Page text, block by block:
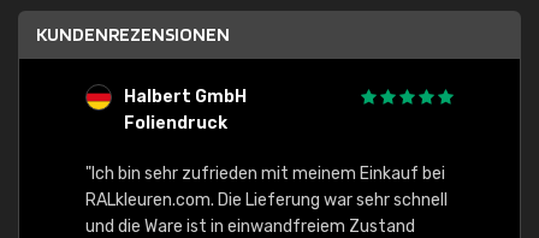
KUNDENREZENSIONEN
Halbert GmbH
Foliendruck
"Ich bin sehr zufrieden mit meinem Einkauf bei
RALkleuren.com. Die Lieferung war sehr schnell
und die Ware ist in einwandfreiem Zustand